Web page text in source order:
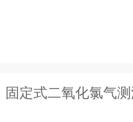
固定式二氧化氯气